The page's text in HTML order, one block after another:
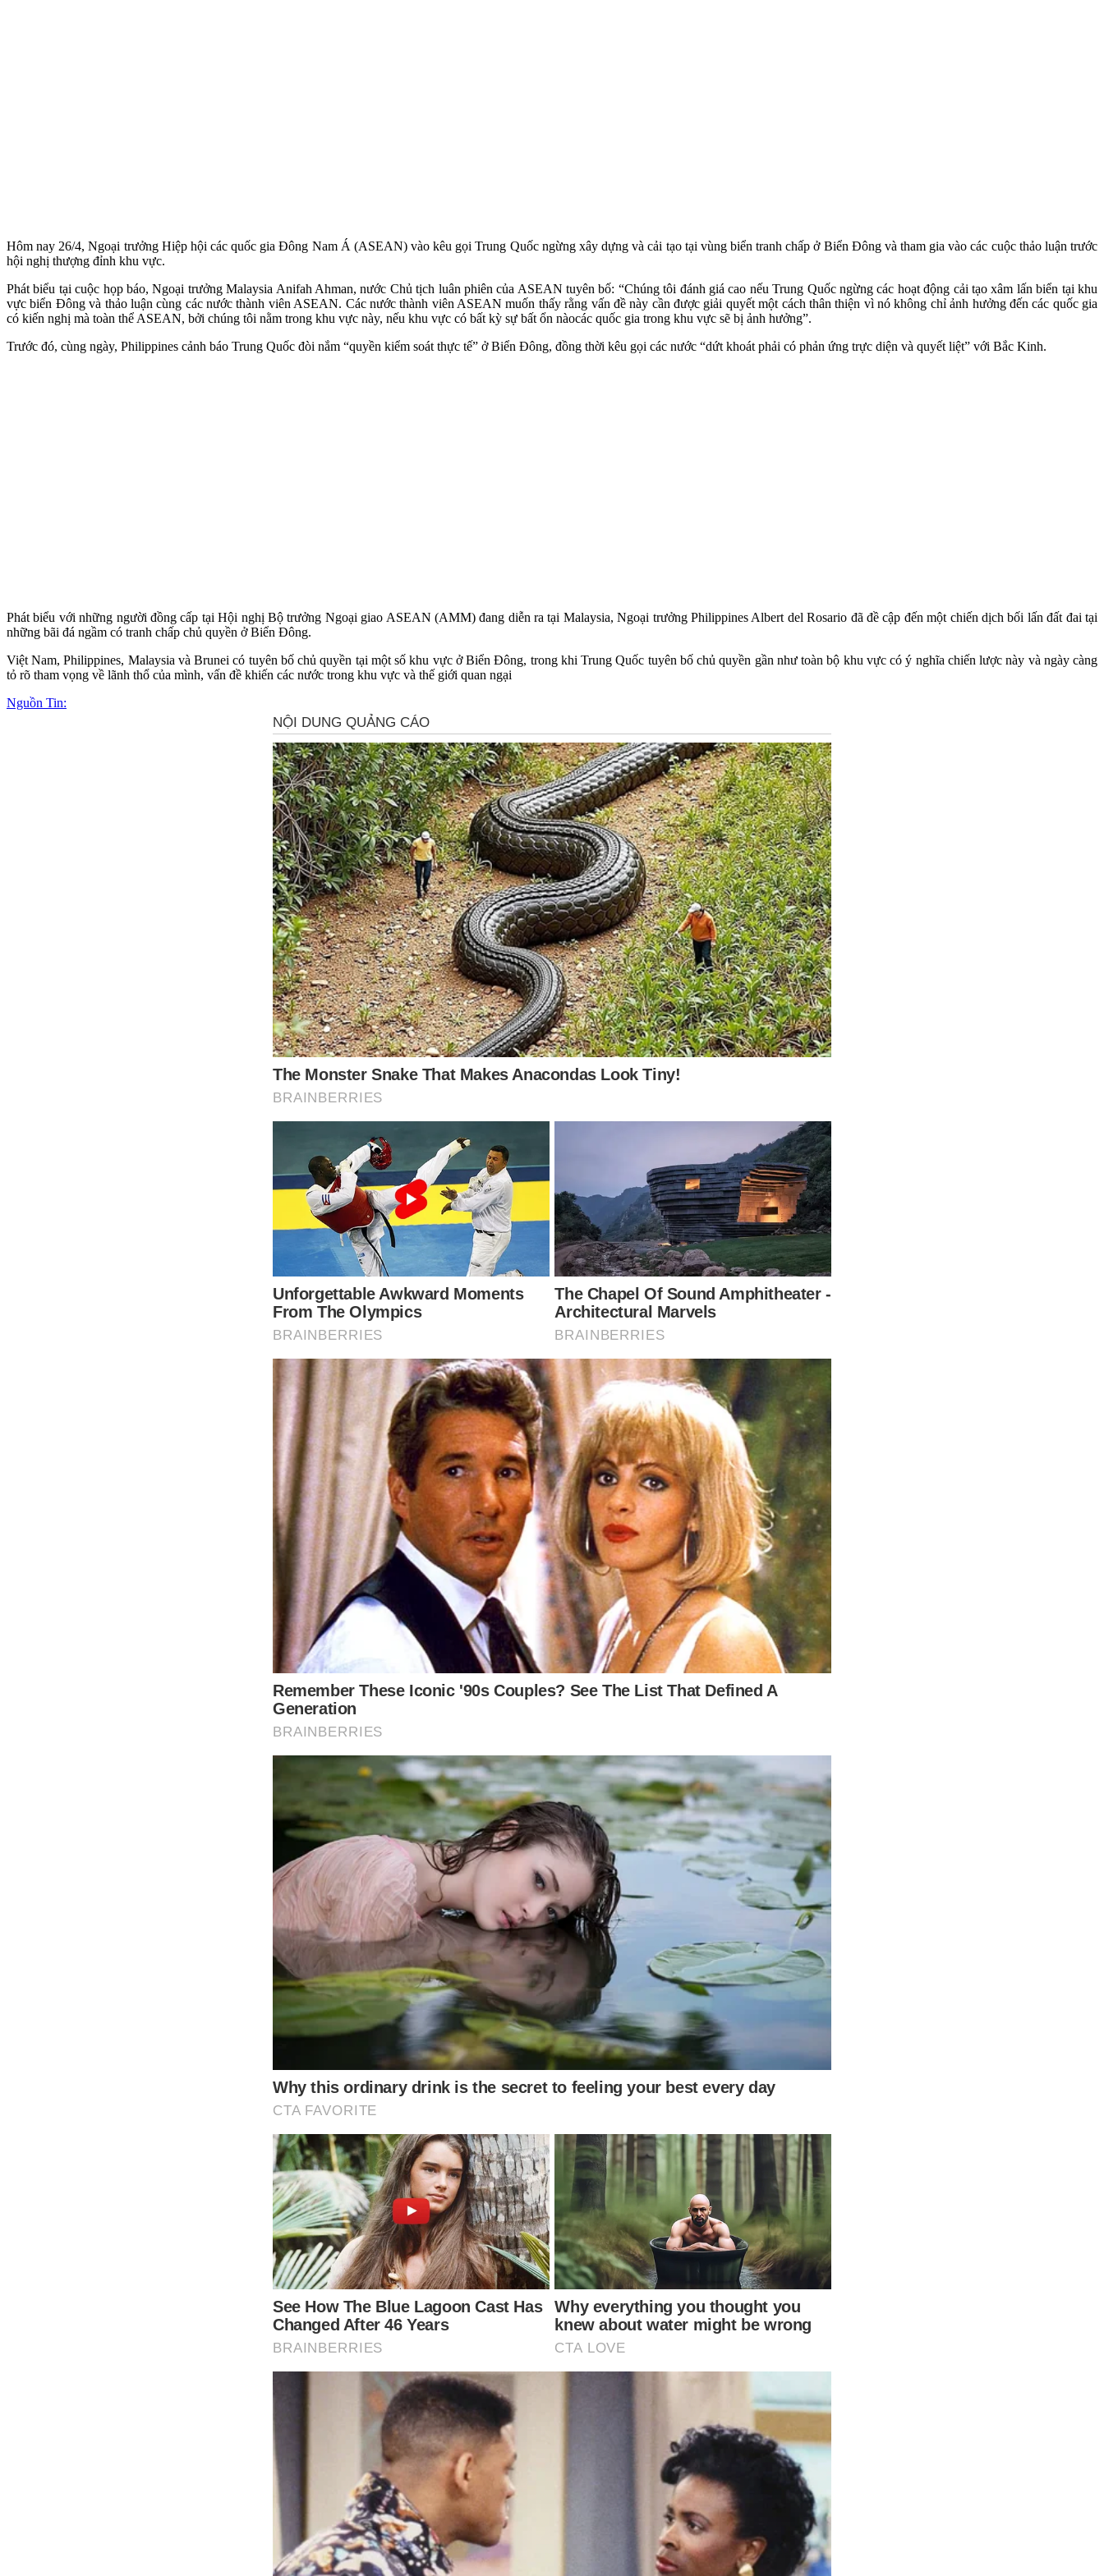
Hôm nay 26/4, Ngoại trưởng Hiệp hội các quốc gia Đông Nam Á (ASEAN) vào kêu gọi Trung Quốc ngừng xây dựng và cải tạo tại vùng biển tranh chấp ở Biển Đông và tham gia vào các cuộc thảo luận trước
hội nghị thượng đỉnh khu vực.
Phát biểu tại cuộc họp báo, Ngoại trưởng Malaysia Anifah Ahman, nước Chủ tịch luân phiên của ASEAN tuyên bố: “Chúng tôi đánh giá cao nếu Trung Quốc ngừng các hoạt động cải tạo xâ‌m lấ‌n biển tại khu
vực biển Đông và thảo luận cùng các nước thành viên ASEAN. Các nước thành viên ASEAN muốn thấy rằng vấn đề này cần được giải quyết một cách thân thiện vì nó không chỉ ảnh hưởng đến các quốc gia
có kiến nghị mà toàn thể ASEAN, bởi chúng tôi nằm trong khu vực này, nếu khu vực có bất kỳ sự bất ổn nàocác quốc gia trong khu vực sẽ bị ảnh hưởng”.
Trước đó, cùng ngày, Philippines cảnh báo Trung Quốc đòi nắm “quyền kiểm soát thực tế” ở Biển Đông, đồng thời kêu gọi các nước “dứt khoát phải có phản ứng trực diện và quyết liệt” với Bắc Kinh.
Phát biểu với những người đồng cấp tại Hội nghị Bộ trưởng Ngoại giao ASEAN (AMM) đang diễn ra tại Malaysia, Ngoại trưởng Philippines Albert del Rosario đã đề cập đến một chiến dịch bối lấn đất đai tại
những bãi đá ngầm có tranh chấp chủ quyền ở Biển Đông.
Việt Nam, Philippines, Malaysia và Brunei có tuyên bố chủ quyền tại một số khu vực ở Biển Đông, trong khi Trung Quốc tuyên bố chủ quyền gần như toàn bộ khu vực có ý nghĩa chiến lược này và ngày càng
tỏ rõ tham vọng về lãnh thổ của mình, vấn đề khiến các nước trong khu vực và thế giới quan ngại
Nguồn Tin: